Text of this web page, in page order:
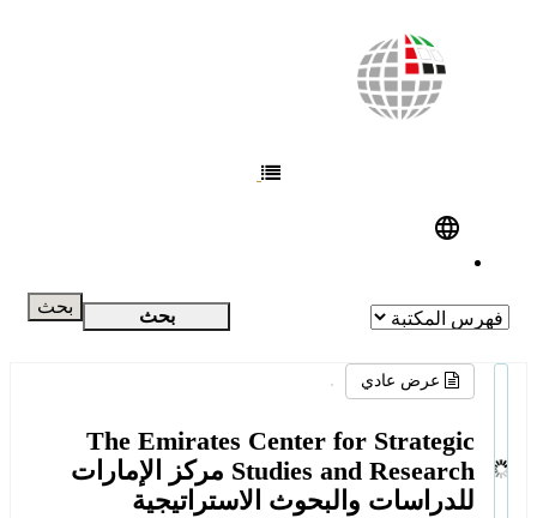
بحث بحث
عرض عادي
The Emirates Center for Strategic
Studies and Research مركز الإمارات
للدراسات والبحوث الاستراتيجية